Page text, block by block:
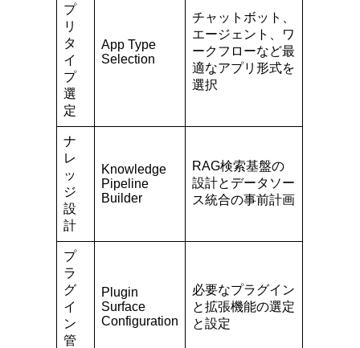
プ
リ
タ
イ
プ
選
定
App Type
Selection
チャットボット、
エージェント、ワ
ークフローなど最
適なアプリ形式を
選択
ナ
レ
ッ
ジ
設
計
Knowledge
Pipeline
Builder
RAG検索基盤の
設計とデータソー
ス統合の事前計画
プ
ラ
グ
イ
ン
管
Plugin
Surface
Configuration
必要なプラグイン
と拡張機能の選定
と設定